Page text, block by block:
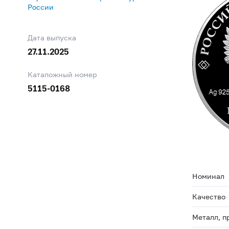
России
Дата выпуска
27.11.2025
Каталожный номер
5115-0168
Номинал
Качество
Металл,